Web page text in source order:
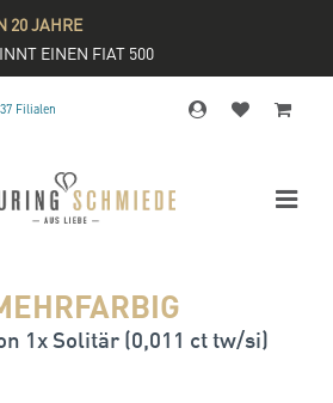
20 JAHRE
EINEN FIAT 500
37 Filialen
1x Solitär (0,011 ct tw/si)